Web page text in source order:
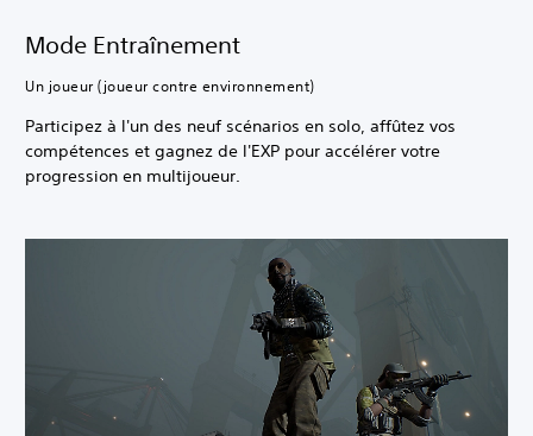
Mode Entraînement
Un joueur (joueur contre environnement)
Participez à l'un des neuf scénarios en solo, affûtez vos
compétences et gagnez de l'EXP pour accélérer votre
progression en multijoueur.